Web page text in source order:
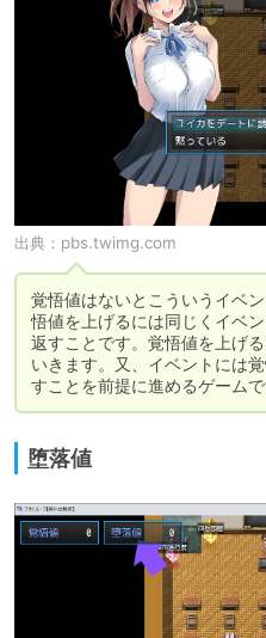
出典： pbs.twimg.com
覚悟値はないとこういうイベ
悟値を上げるには同じくイベ
返すことです。覚悟値を上げ
いきます。又、イベントには
すことを前提に進めるゲームで
堕落値